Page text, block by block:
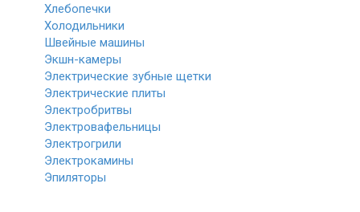
Хлебопечки
Холодильники
Швейные машины
Экшн-камеры
Электрические зубные щетки
Электрические плиты
Электробритвы
Электровафельницы
Электрогрили
Электрокамины
Эпиляторы